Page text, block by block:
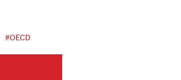
#OECD